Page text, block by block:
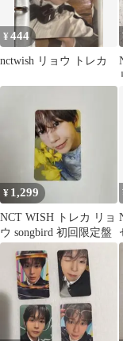
¥444
nctwish リョウ トレカ
¥ 1,299
NCT WISH トレカ リョ
ウ songbird 初回限定盤